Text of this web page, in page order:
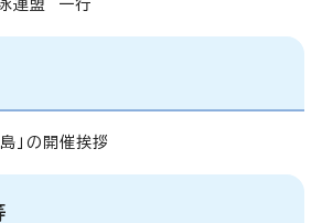
連盟 一行
」の開催挨拶